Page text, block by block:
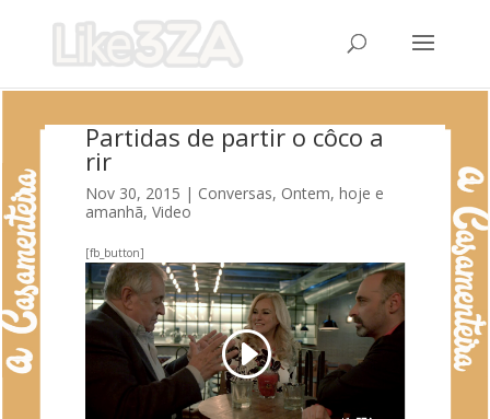
Partidas de partir o côco a
rir
Nov 30, 2015 | Conversas, Ontem, hoje e
amanhã, Video
[fb_button]